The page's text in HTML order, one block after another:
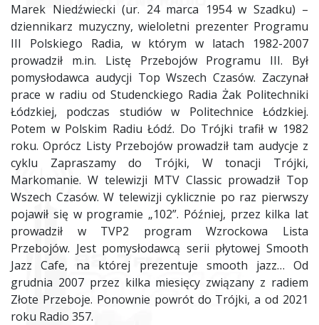
Marek Niedźwiecki (ur. 24 marca 1954 w Szadku) –
dziennikarz muzyczny, wieloletni prezenter Programu
III Polskiego Radia, w którym w latach 1982-2007
prowadził m.in. Listę Przebojów Programu III. Był
pomysłodawca audycji Top Wszech Czasów. Zaczynał
prace w radiu od Studenckiego Radia Żak Politechniki
Łódzkiej, podczas studiów w Politechnice Łódzkiej.
Potem w Polskim Radiu Łódź. Do Trójki trafił w 1982
roku. Oprócz Listy Przebojów prowadził tam audycje z
cyklu Zapraszamy do Trójki, W tonacji Trójki,
Markomanie. W telewizji MTV Classic prowadził Top
Wszech Czasów. W telewizji cyklicznie po raz pierwszy
pojawił się w programie „102”. Później, przez kilka lat
prowadził w TVP2 program Wzrockowa Lista
Przebojów. Jest pomysłodawcą serii płytowej Smooth
Jazz Cafe, na której prezentuje smooth jazz… Od
grudnia 2007 przez kilka miesięcy związany z radiem
Złote Przeboje. Ponownie powrót do Trójki, a od 2021
roku Radio 357.